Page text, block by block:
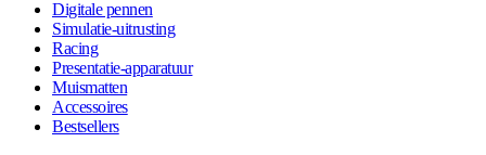
Digitale pennen
Simulatie-uitrusting
Racing
Presentatie-apparatuur
Muismatten
Accessoires
Bestsellers